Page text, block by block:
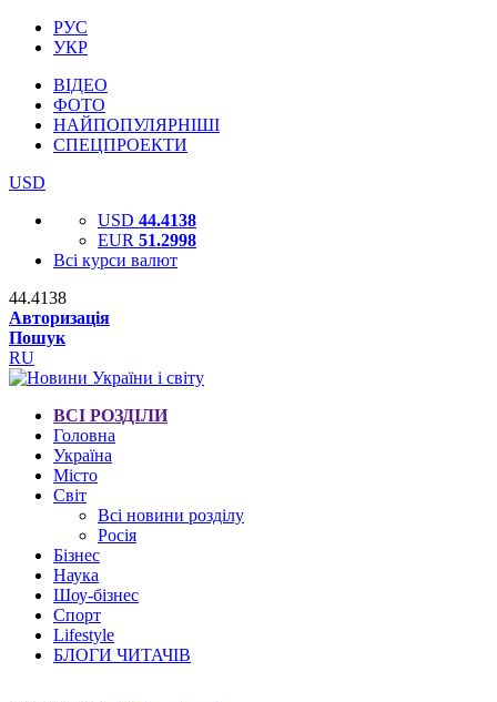
РУС
УКР
ВІДЕО
ФОТО
НАЙПОПУЛЯРНІШІ
СПЕЦПРОЕКТИ
USD
USD 44.4138
EUR 51.2998
Всі курси валют
44.4138
Авторизація
Пошук
RU
ВСІ РОЗДІЛИ
Головна
Україна
Місто
Світ
Всі новини розділу
Росія
Бізнес
Наука
Шоу-бізнес
Спорт
Lifestyle
БЛОГИ ЧИТАЧІВ